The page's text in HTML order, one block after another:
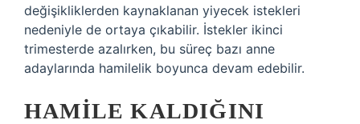
değişikliklerden kaynaklanan yiyecek istekleri
nedeniyle de ortaya çıkabilir. İstekler ikinci
trimesterde azalırken, bu süreç bazı anne
adaylarında hamilelik boyunca devam edebilir.
HAMILE KALDIĞINI